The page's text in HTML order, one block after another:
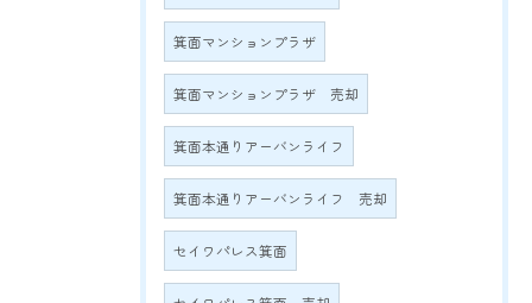
箕面マンションプラザ
箕面マンションプラザ 売却
箕面本通りアーバンライフ
箕面本通りアーバンライフ 売却
セイワパレス箕面